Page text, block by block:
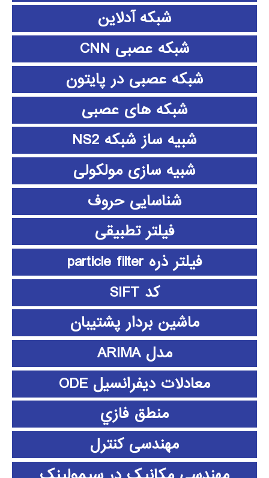
شبکه آدلاین
شبکه عصبی CNN
شبکه عصبی در پایتون
شبکه های عصبی
شبیه ساز شبکه NS2
شبیه سازی مولکولی
شناسایی حروف
فیلتر تطبیقی
فیلتر ذره particle filter
کد SIFT
ماشین بردار پشتیبان
مدل ARIMA
معادلات دیفرانسیل ODE
منطق فازي
مهندسی کنترل